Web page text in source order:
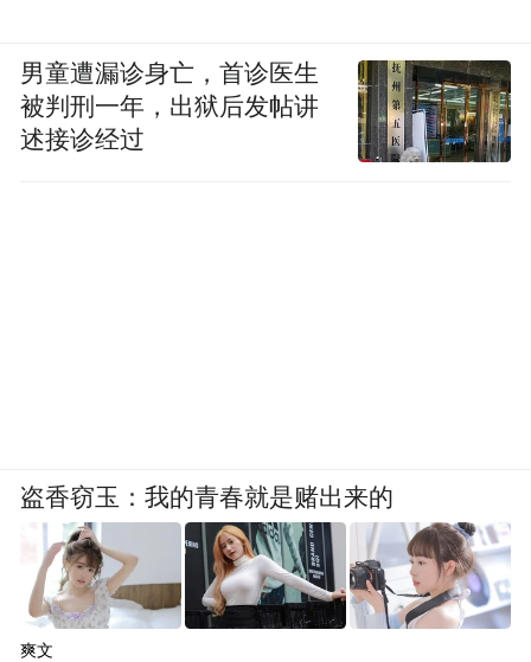
男童遭漏诊身亡，首诊医生
被判刑一年，出狱后发帖讲
述接诊经过
盗香窃玉：我的青春就是赌出来的
爽文